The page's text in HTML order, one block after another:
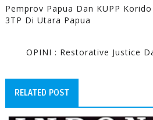
Pemprov Papua Dan KUPP
3TP Di Utara Papua
OPINI : Restorative Justice
RELATED POST